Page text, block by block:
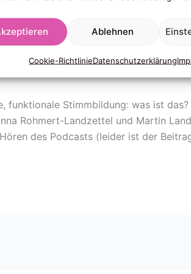
Ablehnen
Cookie-RichtlinieDatenschutzerklärung
funktionale Stimmbildung: was ist das?
Rohmert-Landzettel und Martin
des Podcasts (leider ist der